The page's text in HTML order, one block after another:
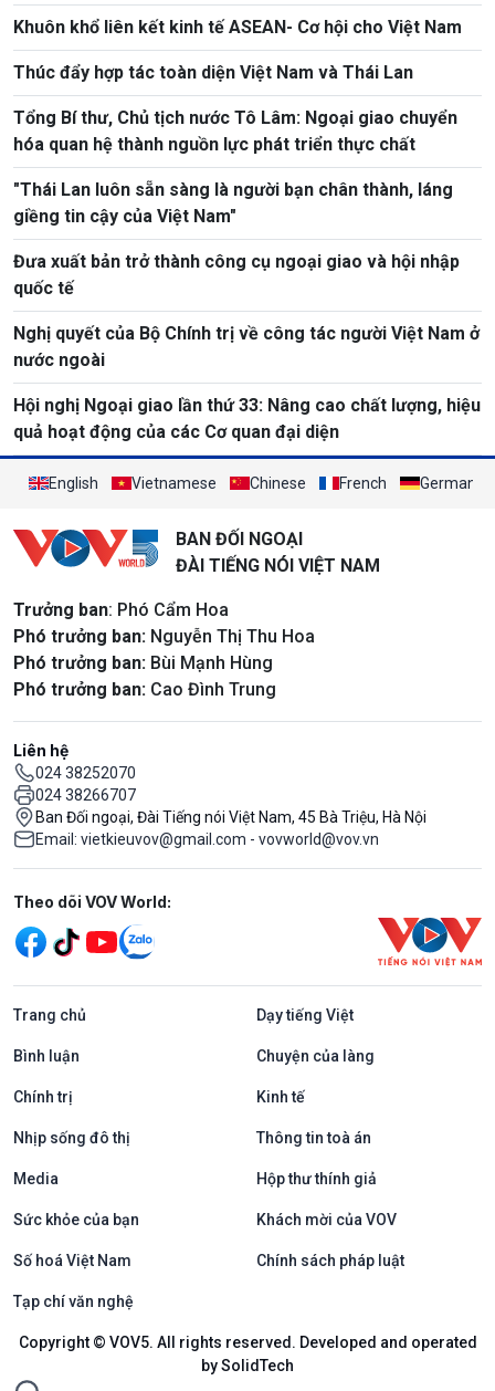
Khuôn khổ liên kết kinh tế ASEAN- Cơ hội cho Việt Nam
Thúc đẩy hợp tác toàn diện Việt Nam và Thái Lan
Tổng Bí thư, Chủ tịch nước Tô Lâm: Ngoại giao chuyển
hóa quan hệ thành nguồn lực phát triển thực chất
"Thái Lan luôn sẵn sàng là người bạn chân thành, láng
giềng tin cậy của Việt Nam"
Đưa xuất bản trở thành công cụ ngoại giao và hội nhập
quốc tế
Nghị quyết của Bộ Chính trị về công tác người Việt Nam ở
nước ngoài
Hội nghị Ngoại giao lần thứ 33: Nâng cao chất lượng, hiệu
quả hoạt động của các Cơ quan đại diện
English Vietnamese Chinese French German
BAN ĐỐI NGOẠI
ĐÀI TIẾNG NÓI VIỆT NAM
Trưởng ban: Phó Cẩm Hoa
Phó trưởng ban: Nguyễn Thị Thu Hoa
Phó trưởng ban: Bùi Mạnh Hùng
Phó trưởng ban: Cao Đình Trung
Liên hệ
024 38252070
024 38266707
Ban Đối ngoại, Đài Tiếng nói Việt Nam, 45 Bà Triệu, Hà Nội
Email: vietkieuvov@gmail.com - vovworld@vov.vn
Mạng xã hội
Theo dõi VOV World:
Trang chủ Dạy tiếng Việt
Bình luận Chuyện của làng
Chính trị Kinh tế
Nhịp sống đô thị Thông tin toà án
Media Hộp thư thính giả
Sức khỏe của bạn Khách mời của VOV
Số hoá Việt Nam Chính sách pháp luật
Tạp chí văn nghệ
Copyright © VOV5. All rights reserved. Developed and operated
by SolidTech